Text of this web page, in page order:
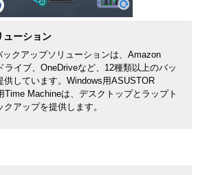
ューション
クアップソリューションは、Amazon
ライブ、OneDriveなど、12種類以上のバッ
供しています。Windows用ASUSTOR
Time Machineは、デスクトップとラップト
アップを提供します。